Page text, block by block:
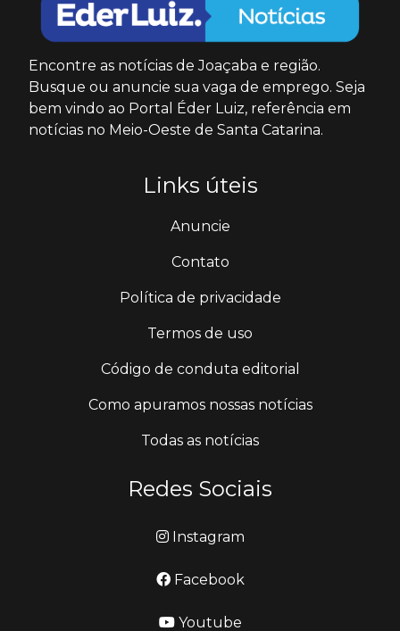
Encontre as notícias de Joaçaba e região.
Busque ou anuncie sua vaga de emprego. Seja
bem vindo ao Portal Éder Luiz, referência em
notícias no Meio-Oeste de Santa Catarina.
Links úteis
Anuncie
Contato
Política de privacidade
Termos de uso
Código de conduta editorial
Como apuramos nossas notícias
Todas as notícias
Redes Sociais
Instagram
Facebook
Youtube